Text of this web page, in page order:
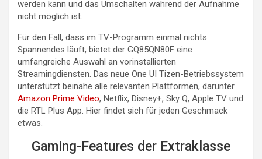
werden kann und das Umschalten während der Aufnahme
nicht möglich ist.
Für den Fall, dass im TV-Programm einmal nichts
Spannendes läuft, bietet der GQ85QN80F eine
umfangreiche Auswahl an vorinstallierten
Streamingdiensten. Das neue One UI Tizen-Betriebssystem
unterstützt beinahe alle relevanten Plattformen, darunter
Amazon Prime Video, Netflix, Disney+, Sky Q, Apple TV und
die RTL Plus App. Hier findet sich für jeden Geschmack
etwas.
Gaming-Features der Extraklasse